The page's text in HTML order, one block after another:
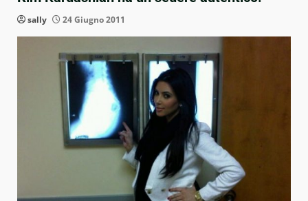
sally 24 Giugno 2011